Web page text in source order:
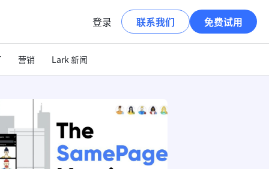
登录 联系我们 免费试用
营销 Lark 新闻